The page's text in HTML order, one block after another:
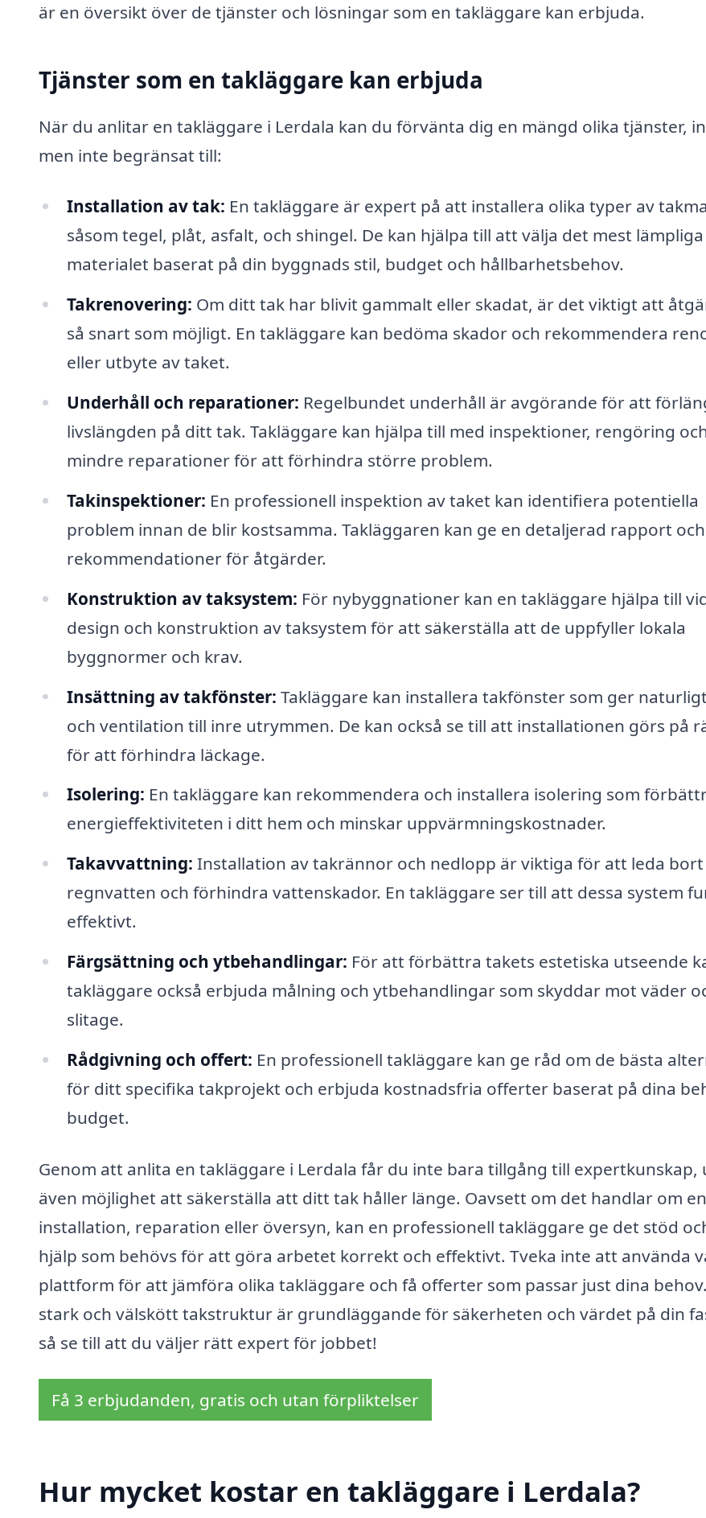
är en översikt över de tjänster och lösningar som en takläggare kan erbjuda.
Tjänster som en takläggare kan erbjuda
När du anlitar en takläggare i Lerdala kan du förvänta dig en mängd olika tjänster,
men inte begränsat till:
Installation av tak: En takläggare är expert på att installera olika typer av
såsom tegel, plåt, asfalt, och shingel. De kan hjälpa till att välja det mest lämpliga
materialet baserat på din byggnads stil, budget och hållbarhetsbehov.
Takrenovering: Om ditt tak har blivit gammalt eller skadat, är det viktigt att
så snart som möjligt. En takläggare kan bedöma skador och rekommendera
eller utbyte av taket.
Underhåll och reparationer: Regelbundet underhåll är avgörande för att
livslängden på ditt tak. Takläggare kan hjälpa till med inspektioner, rengöring
mindre reparationer för att förhindra större problem.
Takinspektioner: En professionell inspektion av taket kan identifiera potentiella
problem innan de blir kostsamma. Takläggaren kan ge en detaljerad rapport och
rekommendationer för åtgärder.
Konstruktion av taksystem: För nybyggnationer kan en takläggare hjälpa till
design och konstruktion av taksystem för att säkerställa att de uppfyller lokala
byggnormer och krav.
Insättning av takfönster: Takläggare kan installera takfönster som ger
och ventilation till inre utrymmen. De kan också se till att installationen görs på
för att förhindra läckage.
Isolering: En takläggare kan rekommendera och installera isolering som
energieffektiviteten i ditt hem och minskar uppvärmningskostnader.
Takavvattning: Installation av takrännor och nedlopp är viktiga för att leda bort
regnvatten och förhindra vattenskador. En takläggare ser till att dessa system
effektivt.
Färgsättning och ytbehandlingar: För att förbättra takets estetiska utseende
takläggare också erbjuda målning och ytbehandlingar som skyddar mot väder
slitage.
Rådgivning och offert: En professionell takläggare kan ge råd om de bästa
för ditt specifika takprojekt och erbjuda kostnadsfria offerter baserat på dina
budget.
Genom att anlita en takläggare i Lerdala får du inte bara tillgång till expertkunskap,
även möjlighet att säkerställa att ditt tak håller länge. Oavsett om det handlar om en
installation, reparation eller översyn, kan en professionell takläggare ge det stöd
hjälp som behövs för att göra arbetet korrekt och effektivt. Tveka inte att använda
plattform för att jämföra olika takläggare och få offerter som passar just dina
stark och välskött takstruktur är grundläggande för säkerheten och värdet på din
så se till att du väljer rätt expert för jobbet!
Få 3 erbjudanden, gratis och utan förpliktelser
Hur mycket kostar en takläggare i Lerdala?